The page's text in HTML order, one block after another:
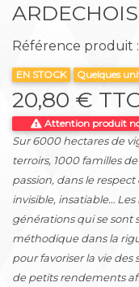
Référence produit :
EN STOCK Quelques
20,80 €
Attention produit
Sur 6000 hectares de
terroirs, 1000 familles
passion, dans le
invisible, insatiable…
générations qui se sont
méthodique dans la
pour favoriser la vie
de petits rendements